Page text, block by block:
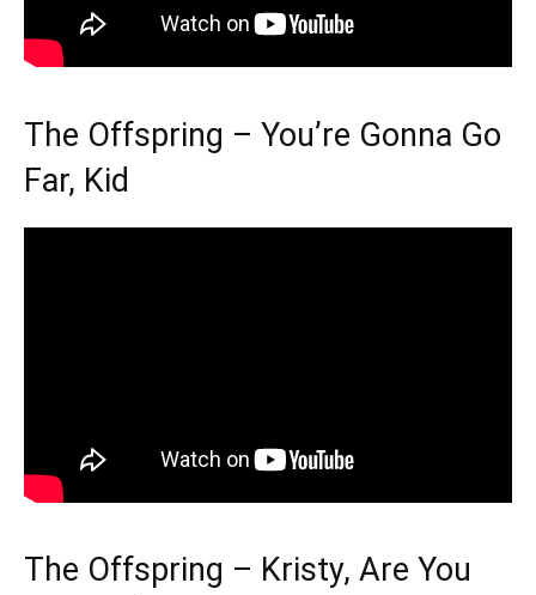
The Offspring – You’re Gonna Go
Far, Kid
The Offspring – Kristy, Are You